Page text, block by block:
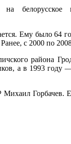
белорусское
Ему было 64
с 2000 по
района
а в 1993
Горбачев.